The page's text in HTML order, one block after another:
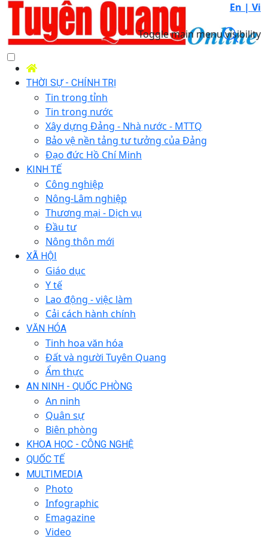
En | Vi
Toggle main menu visibility
THỜI SỰ - CHÍNH TRỊ
Tin trong tỉnh
Tin trong nước
Xây dựng Đảng - Nhà nước - MTTQ
Bảo vệ nền tảng tư tưởng của Đảng
Đạo đức Hồ Chí Minh
KINH TẾ
Công nghiệp
Nông-Lâm nghiệp
Thương mại - Dịch vụ
Đầu tư
Nông thôn mới
XÃ HỘI
Giáo dục
Y tế
Lao động - việc làm
Cải cách hành chính
VĂN HÓA
Tinh hoa văn hóa
Đất và người Tuyên Quang
Ẩm thực
AN NINH - QUỐC PHÒNG
An ninh
Quân sự
Biên phòng
KHOA HỌC - CÔNG NGHỆ
QUỐC TẾ
MULTIMEDIA
Photo
Infographic
Emagazine
Video